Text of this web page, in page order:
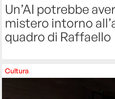
Un’AI potrebbe
mistero intorno
quadro di Raffaello
Cultura